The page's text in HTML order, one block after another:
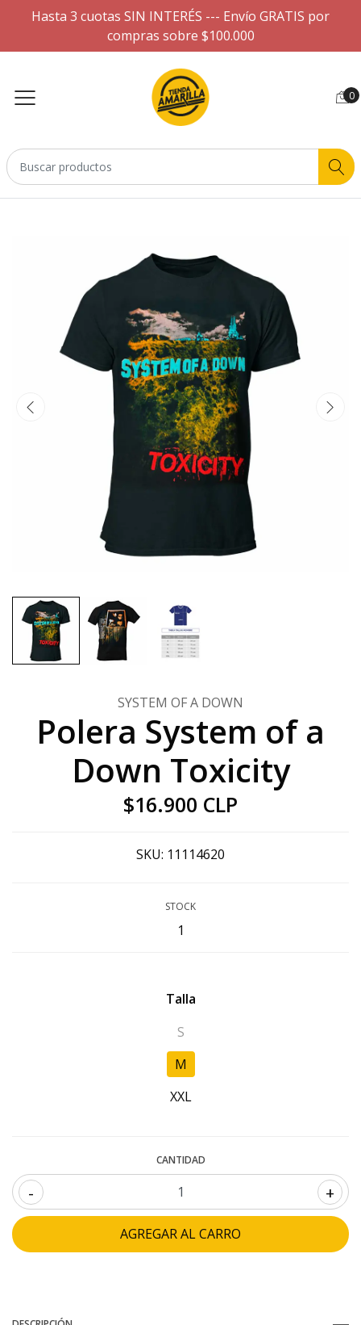
Hasta 3 cuotas SIN INTERÉS --- Envío GRATIS por
compras sobre $100.000
0
SYSTEM OF A DOWN
Polera System of a
Down Toxicity
$16.900 CLP
SKU: 11114620
STOCK
1
Talla
S
M
XXL
CANTIDAD
- +